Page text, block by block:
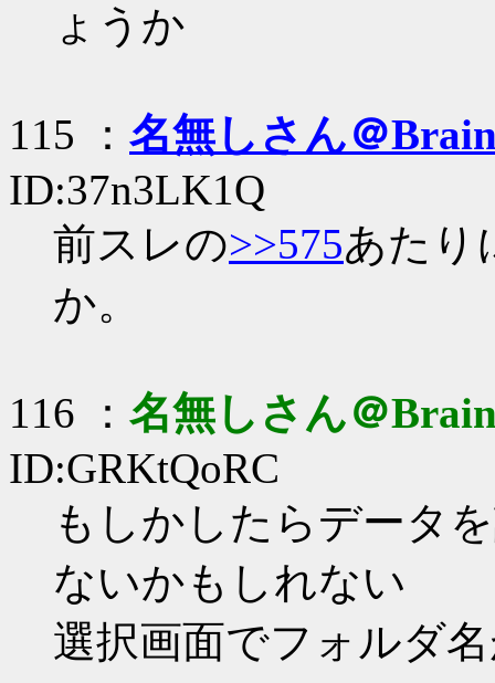
ょうか
115 ： 名無しさん＠
ID:37n3LK1Q
前スレの>>575あたり
か。
116 ： 名無しさん＠
ID:GRKtQoRC
もしかしたらデータ
ないかもしれない
選択画面でフォルダ